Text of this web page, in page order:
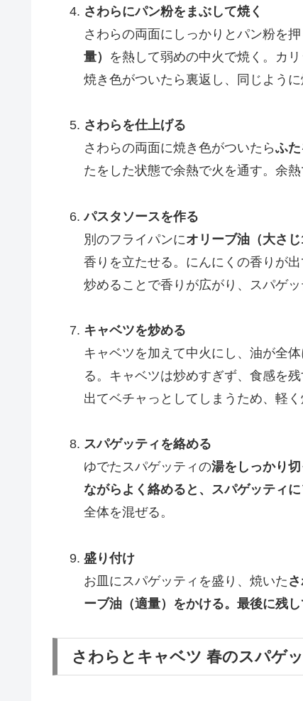
さわらにパン粉をまぶして焼く
さわらの両面にしっかりとパン粉を
量）
を熱して弱めの中火で焼く。カ
焼き色がついたら裏返し、同じように
さわらを仕上げる
さわらの両面に焼き色がついたらふ
たをした状態で余熱で火を通す。余
パスタソースを作る
別のフライパンにオリーブ油（大さじ
香りを立たせる。にんにくの香りが出
炒めることで香りが広がり、スパゲ
キャベツを炒める
キャベツを加えて中火にし、油が全
る。キャベツは炒めすぎず、食感を
出てベチャっとしてしまうため、軽く
スパゲッティを絡める
ゆでたスパゲッティの湯をしっかり
ながらよく絡めると、スパゲッティ
全体を混ぜる。
盛り付け
お皿にスパゲッティを盛り、焼いた
ーブ油（適量）をかける。最後に残
さわらとキャベツ 春のスパゲ